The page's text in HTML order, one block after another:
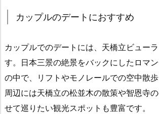
カップルのデートにおすすめ
カップルでのデートには、天橋立ビュー
す。日本三景の絶景をバックにしたロマ
の中で、リフトやモノレールでの空中散歩
周辺には天橋立の松並木の散策や智恩寺
せて巡りたい観光スポットも豊富です。